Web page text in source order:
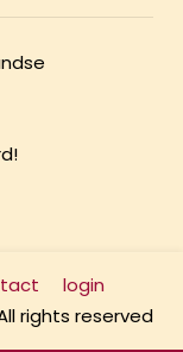
login
rights reserved